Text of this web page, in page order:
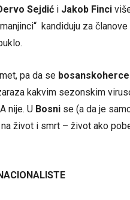
Sejdić i Jakob Finci
kandiduju za članove
pa da se
kakvim sezonskim
nije. U Bosni se (a da je
život i smrt – život ako